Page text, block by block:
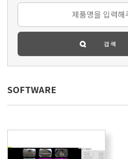
SOFTWARE